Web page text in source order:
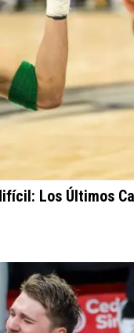
Los Últimos